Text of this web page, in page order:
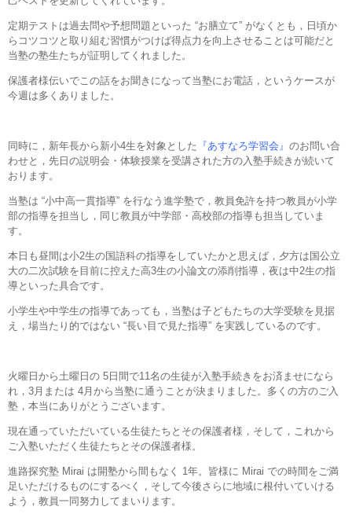
定期テストは過去問や予想問題といった “お膳立て” がなくとも，日頃か
らコツコツと取り組む習慣がつけば得点力を向上させることは可能だと
当塾の塾生たちが証明してくれました。
保護者様伝いでこの話をお聞きになって当塾にお電話，というケースが
今週は多くありました。
同時に，新年長から新小4生を対象とした 『あすなろ学習会』 のお問い合
わせと，先日の説明会・体験授業を受講された方の入塾手続きが続いて
おります。
当塾は “小中高一貫指導” を行なう進学塾で，教員免許を持つ教員が小学
部の指導を担当し，同じ教員が中学部・高校部の指導も担当していま
す。
本日も昼間は小2生の国語科の指導をしていたかと思えば，夕方は国公立
大の二次試験を目前に控えた高3生の小論文の添削指導，夜は中2生の指
導といった具合です。
小学生や中学生の指導であっても，当塾は子どもたちの大学受験を見据
え，場当たり的ではない “長い目で見た指導” を実践しているのです。
火曜日から土曜日の 5日間で11名の生徒が入塾手続きをお済ませになら
れ，3月または 4月から当塾に通うことが決まりました。多くの方のご入
塾，本当にありがとうございます。
現在通っていただいている生徒たちとその保護者様，そして，これから
ご入塾いただく生徒たちとその保護者様。
進路探究塾 Mirai は開塾から間もなく 1年。皆様に Mirai での時間をご満
足いただけるものにするべく，そして今後さらに地域に根付いていける
よう，教員一同努力してまいります。